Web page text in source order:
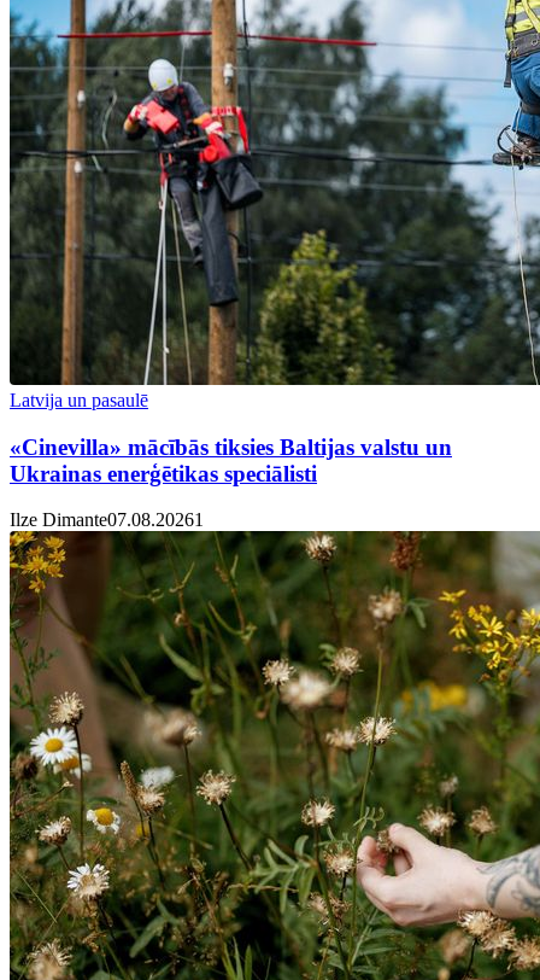
Latvija un pasaulē
«Cinevilla» mācībās tiksies Baltijas valstu un
Ukrainas enerģētikas speciālisti
Ilze Dimante07.08.20261